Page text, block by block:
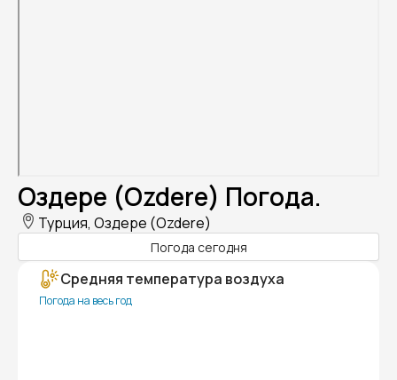
Оздере (Ozdere) Погода.
Турция, Оздере (Ozdere)
Погода сегодня
Средняя температура воздуха
Погода на весь год